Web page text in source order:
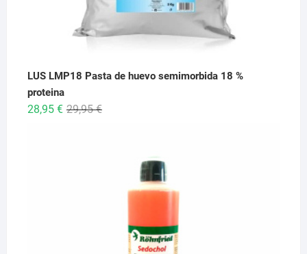
LUS LMP18 Pasta de huevo semimorbida 18 %
proteina
29,95€El
28,95 €
El